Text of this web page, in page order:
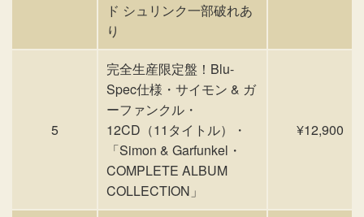
ド シュリンク一部破れあ
り
5
完全生産限定盤！Blu-
Spec仕様・サイモン & ガ
ーファンクル・
12CD（11タイトル）・
「Simon & Garfunkel・
COMPLETE ALBUM
COLLECTION」
¥12,900